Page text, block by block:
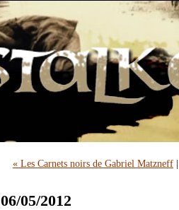
« Les Carnets noirs de Gabriel Matzneff
06/05/2012